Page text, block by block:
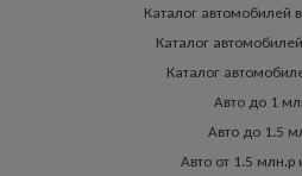
Каталог автомобилей
Каталог
Каталог
Авто до 1
Авто до 1.5
Авто от 1.5 млн.р